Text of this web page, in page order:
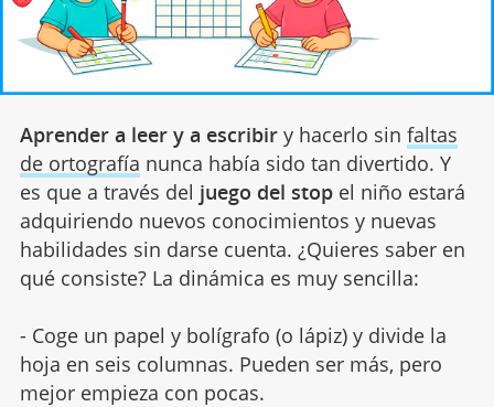
Aprender a leer y a escribiry hacerlo sin faltas
de ortografía nunca había sido tan divertido. Y
es que a través del juego del stopel niño estará
adquiriendo nuevos conocimientos y nuevas
habilidades sin darse cuenta. ¿Quieres saber en
qué consiste? La dinámica es muy sencilla:
- Coge un papel y bolígrafo (o lápiz) y divide la
hoja en seis columnas. Pueden ser más, pero
mejor empieza con pocas.